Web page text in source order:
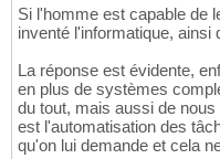
Si l'homme est capable de
inventé l'informatique, ainsi
La réponse est évidente,
en plus de systèmes
du tout, mais aussi de
est l'automatisation des
qu'on lui demande et cela